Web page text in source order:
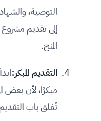
التوصية،
إلى تقديم
المنح.
التقديم المبكر:
مبكرًا، لأن بعض
تُغلق باب